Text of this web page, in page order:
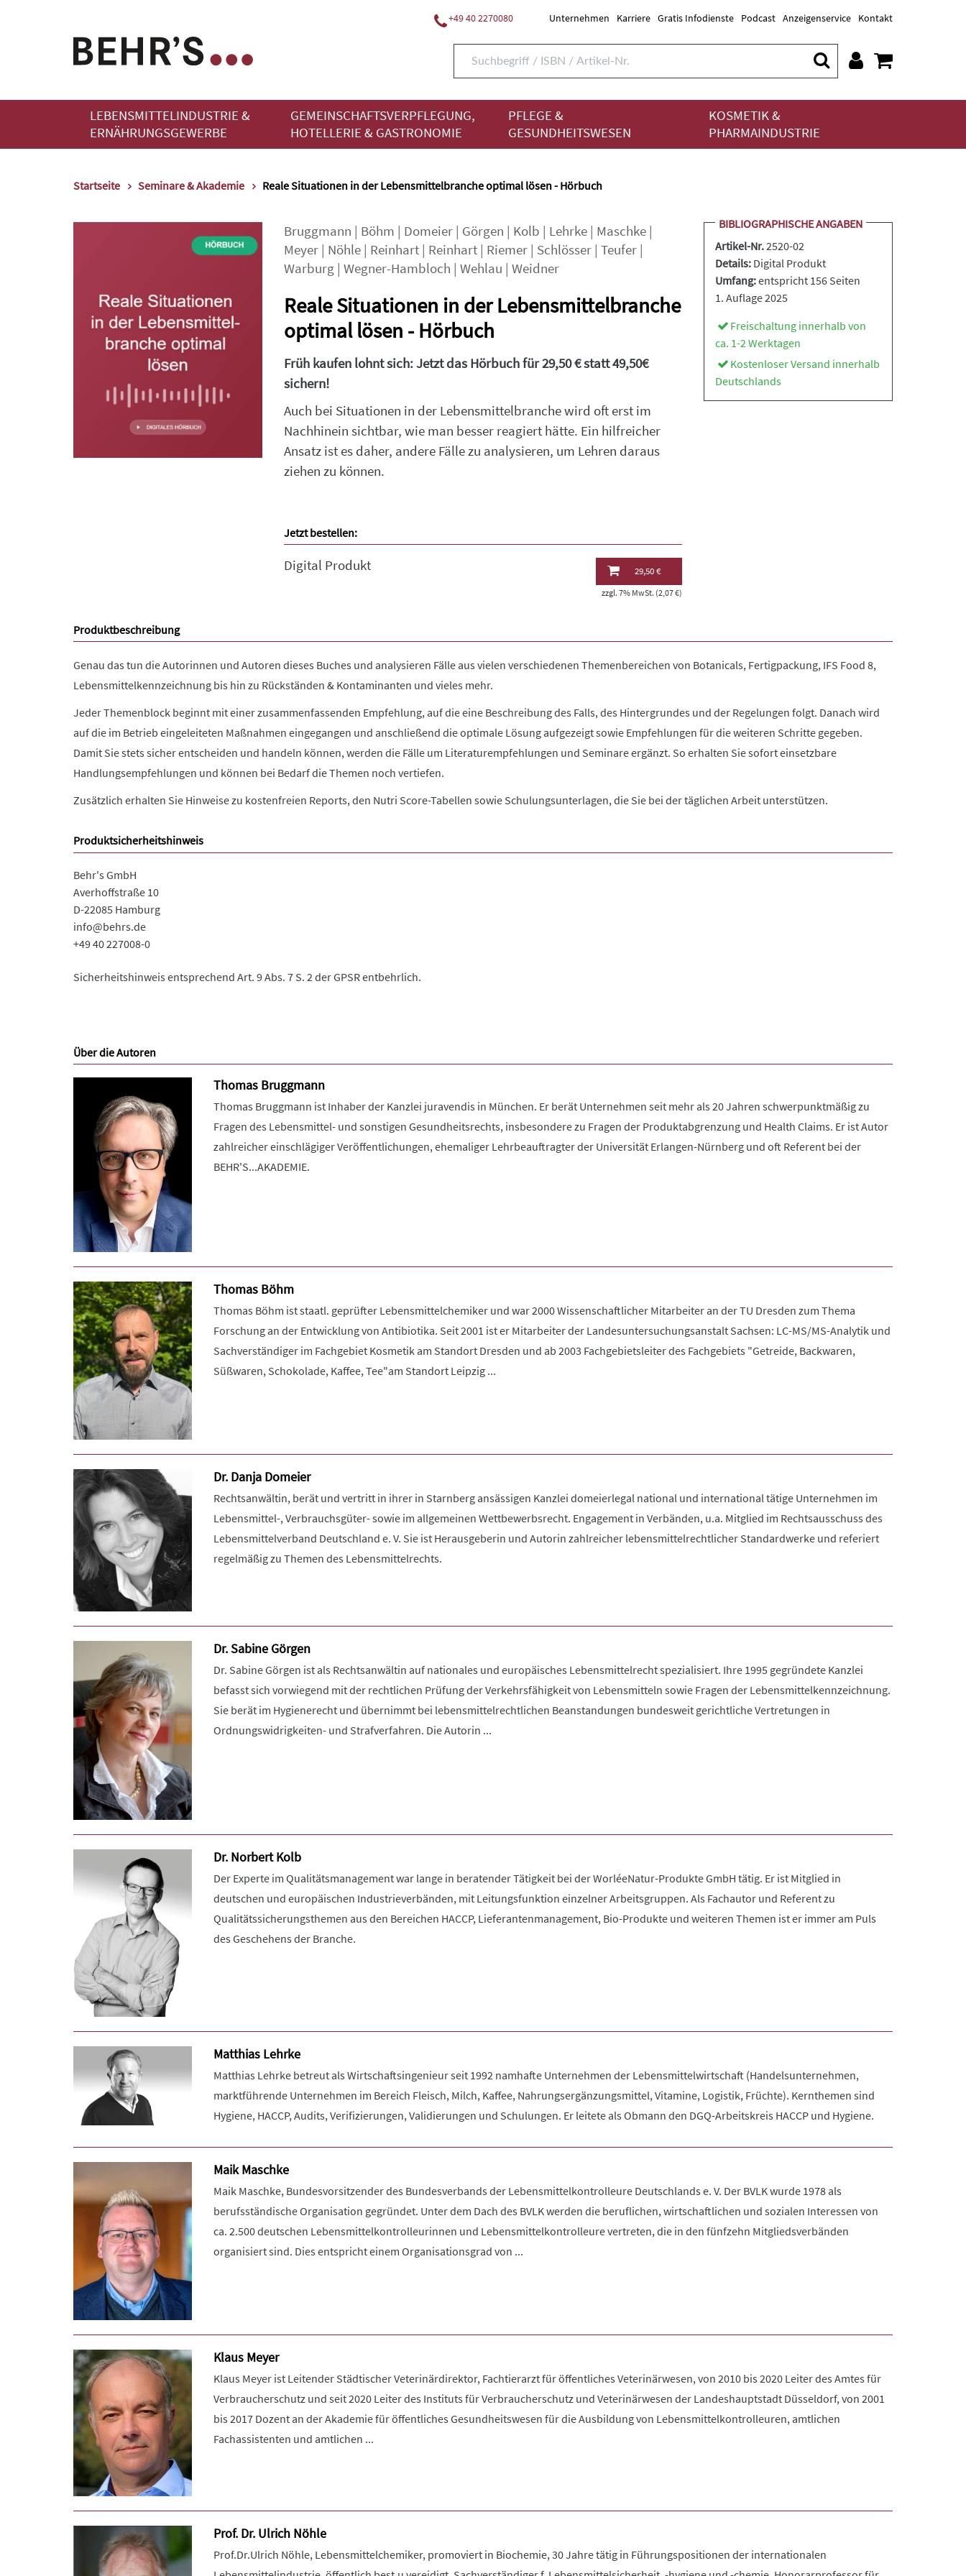
+49 40 2270080 Unternehmen Karriere Gratis Infodienste Podcast Anzeigenservice Kontakt
LEBENSMITTELINDUSTRIE &
ERNÄHRUNGSGEWERBE
GEMEINSCHAFTSVERPFLEGUNG,
HOTELLERIE & GASTRONOMIE
PFLEGE &
GESUNDHEITSWESEN
KOSMETIK &
PHARMAINDUSTRIE
Startseite Seminare & Akademie Reale Situationen in der Lebensmittelbranche optimal lösen - Hörbuch
Bruggmann | Böhm | Domeier| Görgen | Kolb | Lehrke| Maschke|
Meyer| Nöhle| Reinhart| Reinhart| Riemer| Schlösser| Teufer|
Warburg| Wegner-Hambloch | Wehlau | Weidner
Reale Situationen in der Lebensmittelbranche
optimal lösen - Hörbuch
Früh kaufen lohnt sich: Jetzt das Hörbuch für 29,50 € statt 49,50€
sichern!
Auch bei Situationen in der Lebensmittelbranche wird oft erst im
Nachhinein sichtbar, wie man besser reagiert hätte. Ein hilfreicher
Ansatz ist es daher, andere Fälle zu analysieren, um Lehren daraus
ziehen zu können.
BIBLIOGRAPHISCHE ANGABEN
Artikel-Nr.2520-02
Details: Digital Produkt
Umfang:entspricht 156 Seiten
1. Auflage 2025
Freischaltung innerhalb von
ca. 1-2 Werktagen
Kostenloser Versand innerhalb
Deutschlands
Jetzt bestellen:
Digital Produkt 29,50 €
zzgl. 7% MwSt. (2,07 €)
Produktbeschreibung
Genau das tun die Autorinnen und Autoren dieses Buches und analysieren Fälle aus vielen verschiedenen Themenbereichen von Botanicals, Fertigpackung, IFS Food 8,
Lebensmittelkennzeichnung bis hin zu Rückständen & Kontaminanten und vieles mehr.
Jeder Themenblock beginnt mit einer zusammenfassenden Empfehlung, auf die eine Beschreibung des Falls, des Hintergrundes und der Regelungen folgt. Danach wird
auf die im Betrieb eingeleiteten Maßnahmen eingegangen und anschließend die optimale Lösung aufgezeigt sowie Empfehlungen für die weiteren Schritte gegeben.
Damit Sie stets sicher entscheiden und handeln können, werden die Fälle um Literaturempfehlungen und Seminare ergänzt. So erhalten Sie sofort einsetzbare
Handlungsempfehlungen und können bei Bedarf die Themen noch vertiefen.
Zusätzlich erhalten Sie Hinweise zu kostenfreien Reports, den Nutri Score-Tabellen sowie Schulungsunterlagen, die Sie bei der täglichen Arbeit unterstützen.
Produktsicherheitshinweis
Behr's GmbH
Averhoffstraße 10
D-22085 Hamburg
info@behrs.de
+49 40 227008-0
Sicherheitshinweis entsprechend Art. 9 Abs. 7 S. 2 der GPSR entbehrlich.
Über die Autoren
Thomas Bruggmann
Thomas Bruggmann ist Inhaber der Kanzlei juravendis in München. Er berät Unternehmen seit mehr als 20 Jahren schwerpunktmäßig zu
Fragen des Lebensmittel- und sonstigen Gesundheitsrechts, insbesondere zu Fragen der Produktabgrenzung und Health Claims. Er ist Autor
zahlreicher einschlägiger Veröffentlichungen, ehemaliger Lehrbeauftragter der Universität Erlangen-Nürnberg und oft Referent bei der
BEHR'S...AKADEMIE.
Thomas Böhm
Thomas Böhm ist staatl. geprüfter Lebensmittelchemiker und war 2000 Wissenschaftlicher Mitarbeiter an der TU Dresden zum Thema
Forschung an der Entwicklung von Antibiotika. Seit 2001 ist er Mitarbeiter der Landesuntersuchungsanstalt Sachsen: LC-MS/MS-Analytik und
Sachverständiger im Fachgebiet Kosmetik am Standort Dresden und ab 2003 Fachgebietsleiter des Fachgebiets "Getreide, Backwaren,
Süßwaren, Schokolade, Kaffee, Tee"am Standort Leipzig ...
Dr. Danja Domeier
Rechtsanwältin, berät und vertritt in ihrer in Starnberg ansässigen Kanzlei domeierlegal national und international tätige Unternehmen im
Lebensmittel-, Verbrauchsgüter- sowie im allgemeinen Wettbewerbsrecht. Engagement in Verbänden, u.a. Mitglied im Rechtsausschuss des
Lebensmittelverband Deutschland e. V. Sie ist Herausgeberin und Autorin zahlreicher lebensmittelrechtlicher Standardwerke und referiert
regelmäßig zu Themen des Lebensmittelrechts.
Dr. Sabine Görgen
Dr. Sabine Görgen ist als Rechtsanwältin auf nationales und europäisches Lebensmittelrecht spezialisiert. Ihre 1995 gegründete Kanzlei
befasst sich vorwiegend mit der rechtlichen Prüfung der Verkehrsfähigkeit von Lebensmitteln sowie Fragen der Lebensmittelkennzeichnung.
Sie berät im Hygienerecht und übernimmt bei lebensmittelrechtlichen Beanstandungen bundesweit gerichtliche Vertretungen in
Ordnungswidrigkeiten- und Strafverfahren. Die Autorin ...
Dr. Norbert Kolb
Der Experte im Qualitätsmanagement war lange in beratender Tätigkeit bei der WorléeNatur-Produkte GmbH tätig. Er ist Mitglied in
deutschen und europäischen Industrieverbänden, mit Leitungsfunktion einzelner Arbeitsgruppen. Als Fachautor und Referent zu
Qualitätssicherungsthemen aus den Bereichen HACCP, Lieferantenmanagement, Bio-Produkte und weiteren Themen ist er immer am Puls
des Geschehens der Branche.
Matthias Lehrke
Matthias Lehrke betreut als Wirtschaftsingenieur seit 1992 namhafte Unternehmen der Lebensmittelwirtschaft (Handelsunternehmen,
marktführende Unternehmen im Bereich Fleisch, Milch, Kaffee, Nahrungsergänzungsmittel, Vitamine, Logistik, Früchte). Kernthemen sind
Hygiene, HACCP, Audits, Verifizierungen, Validierungen und Schulungen. Er leitete als Obmann den DGQ-Arbeitskreis HACCP und Hygiene.
Maik Maschke
Maik Maschke, Bundesvorsitzender des Bundesverbands der Lebensmittelkontrolleure Deutschlands e. V. Der BVLK wurde 1978 als
berufsständische Organisation gegründet. Unter dem Dach des BVLK werden die beruflichen, wirtschaftlichen und sozialen Interessen von
ca. 2.500 deutschen Lebensmittelkontrolleurinnen und Lebensmittelkontrolleure vertreten, die in den fünfzehn Mitgliedsverbänden
organisiert sind. Dies entspricht einem Organisationsgrad von ...
Klaus Meyer
Klaus Meyer ist Leitender Städtischer Veterinärdirektor, Fachtierarzt für öffentliches Veterinärwesen, von 2010 bis 2020 Leiter des Amtes für
Verbraucherschutz und seit 2020 Leiter des Instituts für Verbraucherschutz und Veterinärwesen der Landeshauptstadt Düsseldorf, von 2001
bis 2017 Dozent an der Akademie für öffentliches Gesundheitswesen für die Ausbildung von Lebensmittelkontrolleuren, amtlichen
Fachassistenten und amtlichen ...
Prof. Dr. Ulrich Nöhle
Prof.Dr.Ulrich Nöhle, Lebensmittelchemiker, promoviert in Biochemie, 30 Jahre tätig in Führungspositionen der internationalen